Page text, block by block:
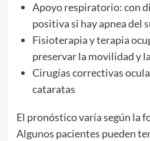
Apoyo respiratorio: con
positiva si hay apnea del
Fisioterapia y terapia
preservar la movilidad y
Cirugías correctivas
cataratas
El pronóstico varía según la
Algunos pacientes pueden